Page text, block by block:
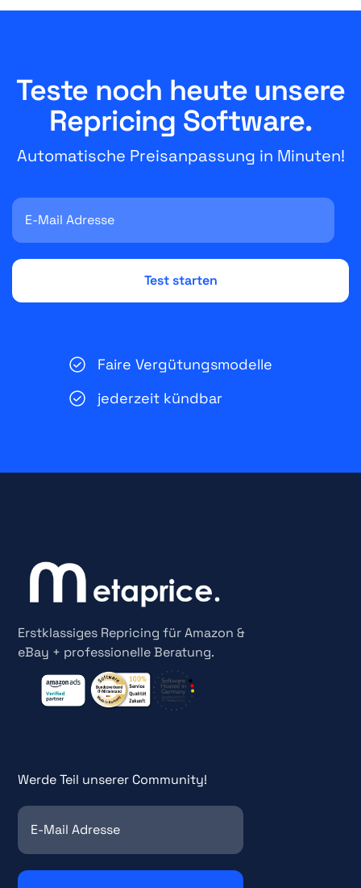
Teste noch heute unsere
Repricing Software.
Automatische Preisanpassung in Minuten!
Faire Vergütungsmodelle
jederzeit kündbar
Erstklassiges Repricing für Amazon &
eBay + professionelle Beratung.
Werde Teil unserer Community!